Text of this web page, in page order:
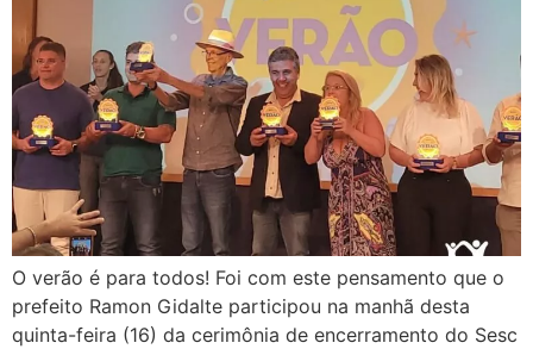
O verão é para todos! Foi com este pensamento que o
prefeito Ramon Gidalte participou na manhã desta
quinta-feira (16) da cerimônia de encerramento do Sesc